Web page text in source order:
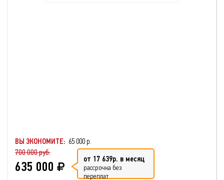
ВЫ ЭКОНОМИТЕ: 65 000 р.
700 000 руб.
635 000 от 17 639р. в месяц
рассрочка без
переплат